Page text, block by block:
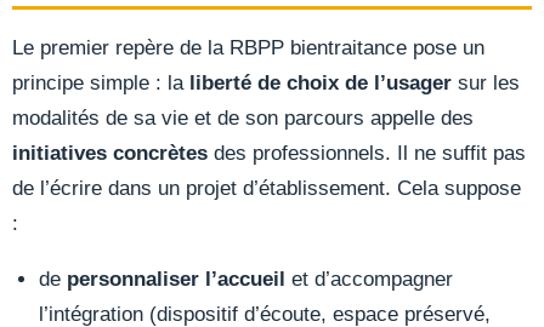
Le premier repère de la RBPP bientraitance pose un
principe simple : la liberté de choix de l’usager sur les
modalités de sa vie et de son parcours appelle des
initiatives concrètes des professionnels. Il ne suffit pas
de l’écrire dans un projet d’établissement. Cela suppose
:
de personnaliser l’accueil et d’accompagner
l’intégration (dispositif d’écoute, espace préservé,